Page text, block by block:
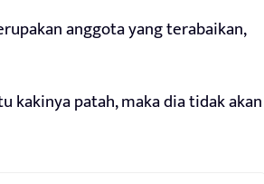
anggota yang terabaikan,
kakinya patah, maka dia tidak akan